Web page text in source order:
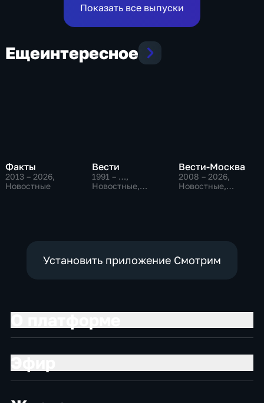
Показать все выпуски
Ещеинтересное
Факты
2013 – 2026,
Новостные
Вести
1991 – …,
Новостные,
Вести-Москва
2008 – 2026,
Новостные,
Установить приложение Смотрим